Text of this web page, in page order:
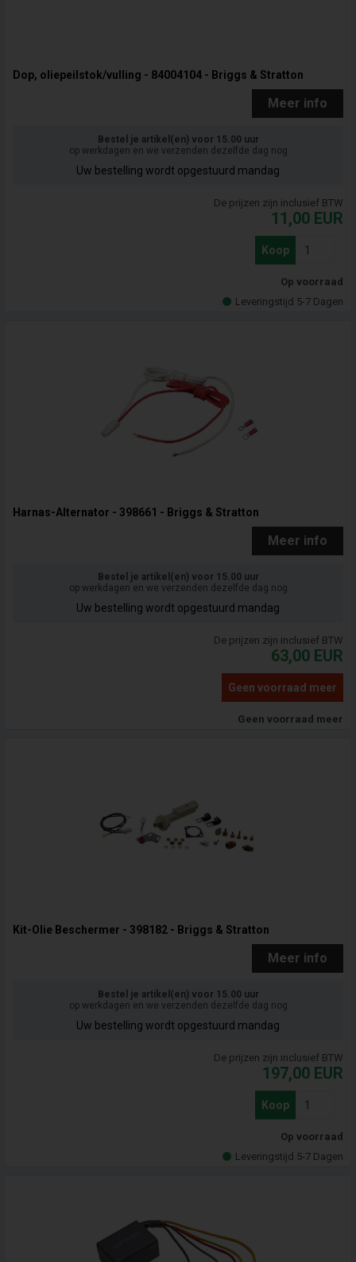
Dop, oliepeilstok/vulling - 84004104 - Briggs & Stratton
Meer info
Bestel je artikel(en) voor 15.00 uur
op werkdagen en we verzenden dezelfde dag nog
Uw bestelling wordt opgestuurd mandag
De prijzen zijn inclusief BTW
11,00 EUR
Koop
Op voorraad
Leveringstijd 5-7 Dagen
Harnas-Alternator - 398661 - Briggs & Stratton
Meer info
Bestel je artikel(en) voor 15.00 uur
op werkdagen en we verzenden dezelfde dag nog
Uw bestelling wordt opgestuurd mandag
De prijzen zijn inclusief BTW
63,00 EUR
Geen voorraad meer
Geen voorraad meer
Kit-Olie Beschermer - 398182 - Briggs & Stratton
Meer info
Bestel je artikel(en) voor 15.00 uur
op werkdagen en we verzenden dezelfde dag nog
Uw bestelling wordt opgestuurd mandag
De prijzen zijn inclusief BTW
197,00 EUR
Koop
Op voorraad
Leveringstijd 5-7 Dagen